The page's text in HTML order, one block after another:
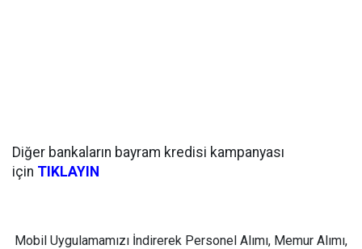
Diğer bankaların bayram kredisi kampanyası
için TIKLAYIN
Mobil Uygulamamızı İndirerek Personel Alımı, Memur Alımı,